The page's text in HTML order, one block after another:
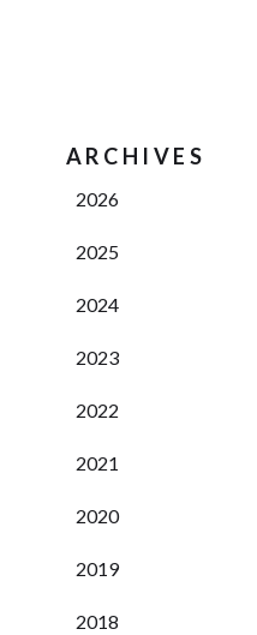
ARCHIVES
2026
2025
2024
2023
2022
2021
2020
2019
2018